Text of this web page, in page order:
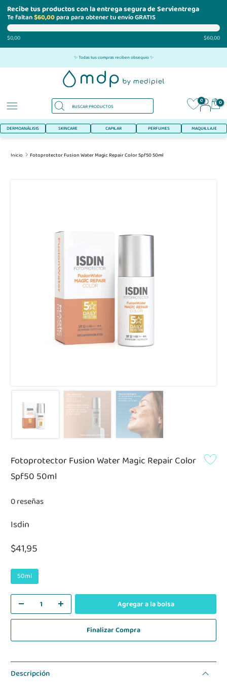
Recibe tus productos con la entrega segura de Servientrega
Te faltan$60,00para para obtener tu envío GRATIS
$0,00 $60,00
al
✨ Todas tus compras reciben obsequio ✨
0 0
DERMOANÁLISIS SKINCARE CAPILAR PERFUMES MAQUILLAJE
Inicio Fotoprotector Fusion Water Magic Repair Color Spf50 50ml
Fotoprotector Fusion Water Magic Repair Color
Spf50 50ml
0 reseñas
Isdin
$41,95
50ml
Agregar a la bolsa
Finalizar Compra
Descripción